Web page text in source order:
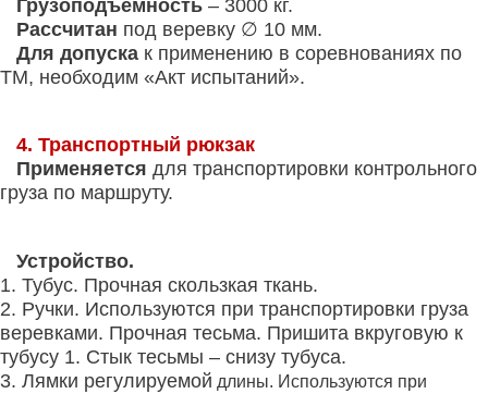
Грузоподъемность – 3000 кг.
Рассчитан под веревку ∅ 10 мм.
Для допуска к применению в соревнованиях по
ТМ, необходим «Акт испытаний».
4. Транспортный рюкзак
Применяется для транспортировки контрольного
груза по маршруту.
Устройство.
1. Тубус. Прочная скользкая ткань.
2. Ручки. Используются при транспортировки груза
веревками. Прочная тесьма. Пришита вкруговую к
тубусу 1. Стык тесьмы – снизу тубуса.
3. Лямки регулируемой длины. Используются при